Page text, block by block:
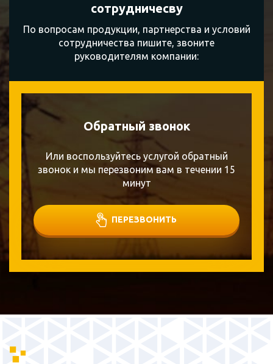
сотрудничесву
По вопросам продукции, партнерства и условий
сотрудничества пишите, звоните
руководителям компании:
Обратный звонок
Или воспользуйтесь услугой обратный
звонок и мы перезвоним вам в течении 15
минут
ПЕРЕЗВОНИТЬ